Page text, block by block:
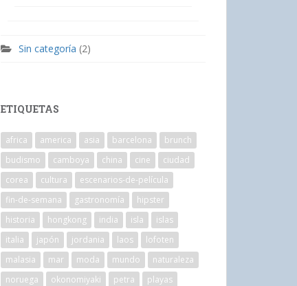
Sin categoría (2)
ETIQUETAS
africa america asia barcelona
brunch
budismo
camboya china cine
ciudad
corea
cultura
escenarios-de-película
fin-de-semana
gastronomía
hipster
historia
hongkong india isla
islas
italia
japón jordania laos
lofoten
malasia
mar moda mundo
naturaleza
noruega
okonomiyaki petra
playas